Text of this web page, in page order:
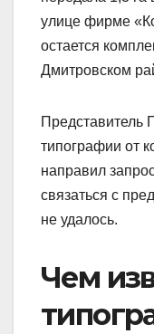
улице фирме
остается
Дмитровском
Представитель
типографии от
направил
связаться с
не удалось.
Чем